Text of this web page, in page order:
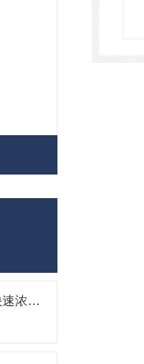
FV64全自动智能氮吹仪 快速浓缩仪